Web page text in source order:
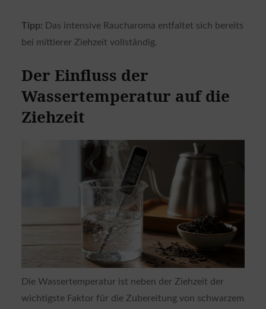
Tipp: Das intensive Raucharoma entfaltet sich bereits
bei mittlerer Ziehzeit vollständig.
Der Einfluss der
Wassertemperatur auf die
Ziehzeit
Die Wassertemperatur ist neben der Ziehzeit der
wichtigste Faktor für die Zubereitung von schwarzem